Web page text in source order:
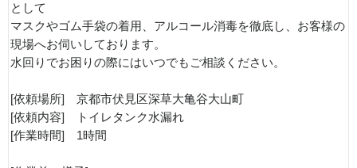
として
マスクやゴム手袋の着用、アルコール消毒を徹底し、お客様の
現場へお伺いしております。
水回りでお困りの際にはいつでもご相談ください。
[依頼場所] 京都市伏見区深草大亀谷大山町
[依頼内容] トイレタンク水漏れ
[作業時間] 1時間